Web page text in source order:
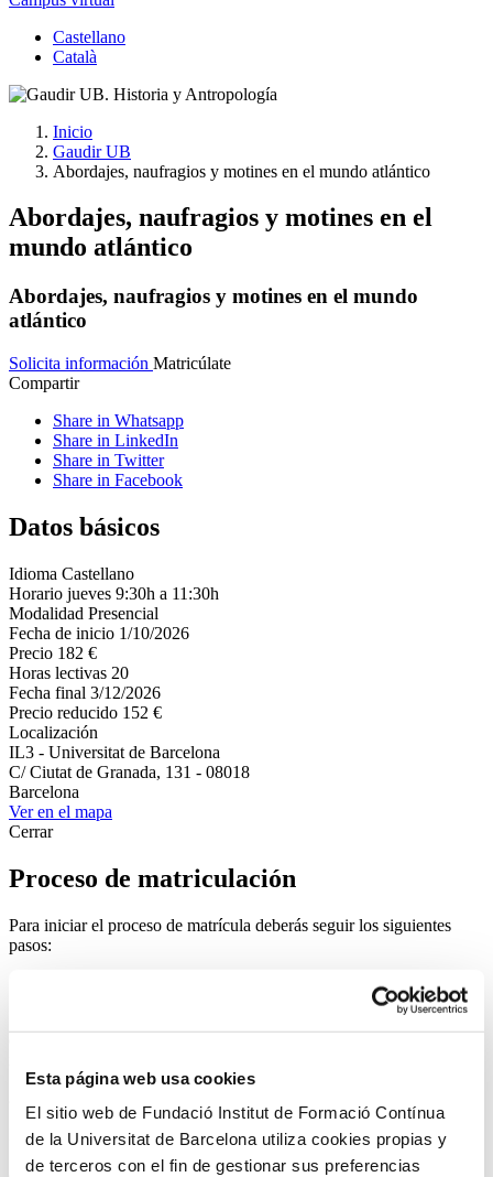
Esta página web usa cookies
El sitio web de Fundació Institut de Formació Contínua
de la Universitat de Barcelona utiliza cookies propias y
de terceros con el fin de gestionar sus preferencias
Castellano
Català
Inicio
Gaudir UB
Abordajes, naufragios y motines en el mundo atlántico
Abordajes, naufragios y motines en el
mundo atlántico
Abordajes, naufragios y motines en el mundo
atlántico
Solicita información Matricúlate
Compartir
Share in Whatsapp
Share in LinkedIn
Share in Twitter
Share in Facebook
Datos básicos
Idioma Castellano
Horario jueves 9:30h a 11:30h
Modalidad Presencial
Fecha de inicio 1/10/2026
Precio 182 €
Horas lectivas 20
Fecha final 3/12/2026
Precio reducido 152 €
Localización
IL3 - Universitat de Barcelona
C/ Ciutat de Granada, 131 - 08018
Barcelona
Ver en el mapa
Cerrar
Proceso de matriculación
Para iniciar el proceso de matrícula deberás seguir los siguientes
pasos:
Si ya tienes un usuario de nuestro Campus Virtual, puedes usar los
Indícanos tus datos personales para poder tramitar tu matrícula.
3 - Introduce tu código de descuento si perteneces a un colectivo